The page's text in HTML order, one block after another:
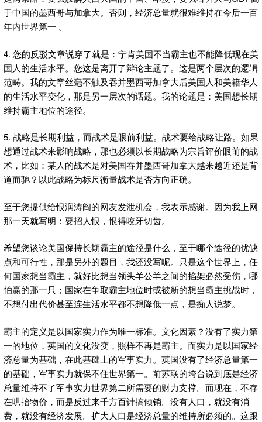
于中国的墨西哥与加拿大。否则，经济总量就很难维持在今后一百
年内世界第一 。
4. 您的反驳文章说穿了就是：宁肯美国不当霸主也不能降低现在美
国人的生活水平。您这是离开了辩论主题了。这是两个层次的逻辑
范畴。我的文章丝毫不触及吞并墨西哥加拿大后美国人和美籍华人
的生活水平变化，那是另一层次的话题。我的论题是：美国想长期
维持霸主地位的途径。
5. 战略是长期利益，而战术是眼前利益。战术要给战略让路。如果
想通过战术来影响战略，那也必须以长期战略为宗旨评价眼前的战
术，比如：某人的战术是对美国吞并墨西哥加拿大越来越近还是背
道而驰？以此战略为标尺衡量战术是否方向正确。
至于您提供给恨润涛阎的网友发泄机会，我表示感谢。因为我上网
那一天就写明：要招人恨，恨得咬牙切齿。
希望您谈论美国保持长期霸主的途径是什么，至于哪个途径的优缺
点和可行性，那是另外的题目，我还没写呢。只是这个世界上，任
何国家想当霸主，就好比想当领头羊公羊之间的掐架必然受伤，哪
怕赢的那一只；国家在争取霸主地位时或被新的想当霸主挑战时，
不想付出代价甚至连生活水平都不想降低一点，是痴人说梦。
霸主的定义是以国家实力作为唯一标准。文化因素？没有了实力第
一的地位，英国的文化没变，照样不再是霸主。而实力是以国家经
济总量为基础，在此基础上的军事实力。英国没有了经济总量第一
的基础，军事实力就保不住世界第一。前苏联的垮台说到底是经济
总量维持不了军事实力世界第二所需要的财力支撑。而现在，不存
在哄抬物价，而是反过来千方百计搞倾销。没有人口，就没有消
费，就没有经济发展。扩大人口是经济总量的维持所必须的。这跟